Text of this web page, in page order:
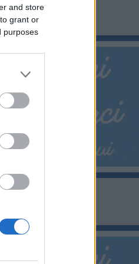
and store
grant or
purposes